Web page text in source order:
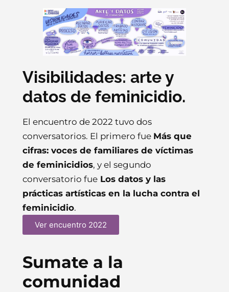
Visibilidades: arte y
datos de feminicidio.
El encuentro de 2022 tuvo dos
conversatorios. El primero fue Más que
cifras: voces de familiares de víctimas
de feminicidios, y el segundo
conversatorio fueLos datos y las
prácticas artísticas en la lucha contra el
feminicidio.
Ver encuentro 2022
Sumate a la
comunidad